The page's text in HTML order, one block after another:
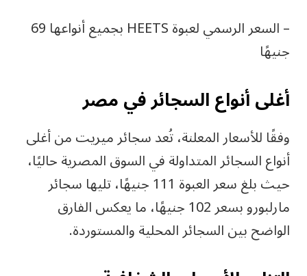
– السعر الرسمي لعبوة HEETS بجميع أنواعها 69
جنيهًا
أغلى أنواع السجائر في مصر
وفقًا للأسعار المعلنة، تُعد سجائر ميريت من أغلى
أنواع السجائر المتداولة في السوق المصرية حاليًا،
حيث بلغ سعر العبوة 111 جنيهًا، تليها سجائر
مارلبورو بسعر 102 جنيهًا، ما يعكس الفارق
الواضح بين السجائر المحلية والمستوردة.